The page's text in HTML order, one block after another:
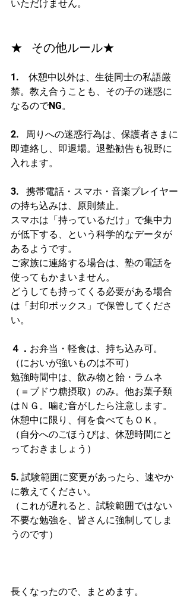
いただけません。
★   その他ルール★
1.    休憩中以外は、生徒同士の私語厳
禁。教え合うことも、その子の迷惑に
なるのでNG。
2.   周りへの迷惑行為は、保護者さまに
即連絡し、即退場。退塾勧告も視野に
入れます。
3.   携帯電話・スマホ・音楽プレイヤー
の持ち込みは、原則禁止。
スマホは「持っているだけ」で集中力
が低下する、という科学的なデータが
あるようです。
ご家族に連絡する場合は、塾の電話を
使ってもかまいません。
どうしても持ってくる必要がある場合
は「封印ボックス」で保管してくださ
い。
４． お弁当・軽食は、持ち込み可。
（においが強いものは不可）
勉強時間中は、飲み物と飴・ラムネ
（＝ブドウ糖摂取）のみ。他お菓子類
はＮＧ。噛む音がしたら注意します。
休憩中に限り、何を食べてもＯＫ。
（自分へのごほうびは、休憩時間にと
っておきましょう）
5. 試験範囲に変更があったら、速やか
に教えてください。
（これが遅れると、試験範囲ではない
不要な勉強を、皆さんに強制してしま
うのです）
長くなったので、まとめます。